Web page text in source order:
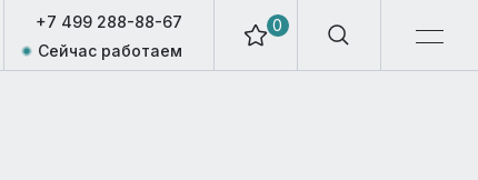
0
+7 499 288-88-67
Сейчас работаем